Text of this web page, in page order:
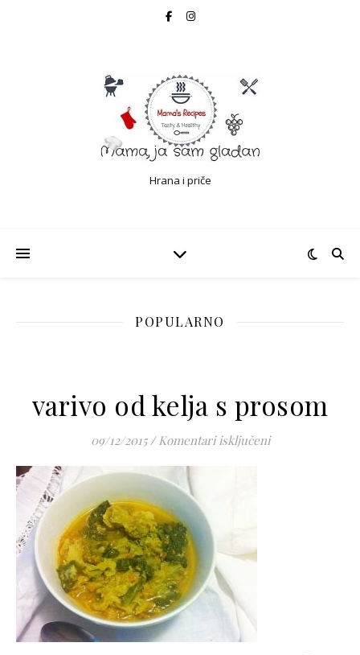
Hrana i priče
POPULARNO
varivo od kelja s prosom
09/12/2015 / Komentari isključeniza varivo od